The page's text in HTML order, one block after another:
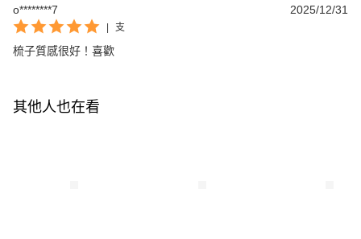
o********7
2025/12/31
| 支
梳子質感很好！喜歡
其他人也在看